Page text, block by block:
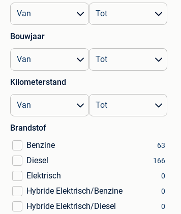
Bouwjaar
Kilometerstand
Brandstof
Benzine
63
Diesel 166
Elektrisch 0
Hybride Elektrisch/Benzine 0
Hybride Elektrisch/Diesel 0